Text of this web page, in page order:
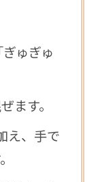
ゅぎゅ
ます。
え、手で